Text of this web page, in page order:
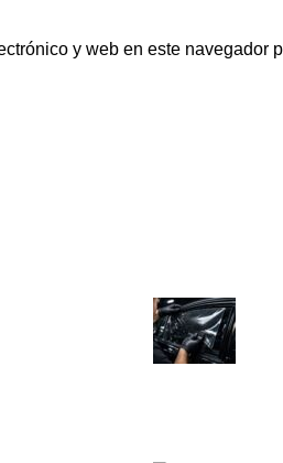
y web en este navegador